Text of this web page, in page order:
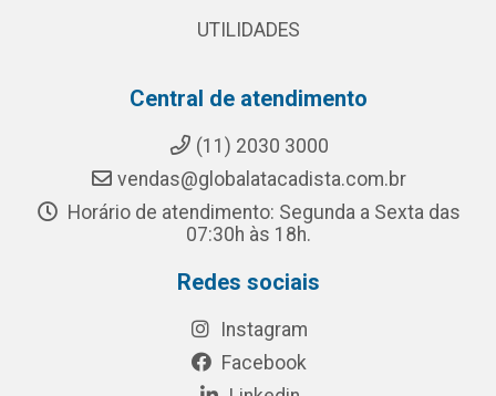
UTILIDADES
Central de atendimento
(11) 2030 3000
vendas@globalatacadista.com.br
Horário de atendimento: Segunda a Sexta das
07:30h às 18h.
Redes sociais
Instagram
Facebook